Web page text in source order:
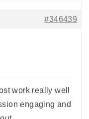
#346439
work really well
engaging and